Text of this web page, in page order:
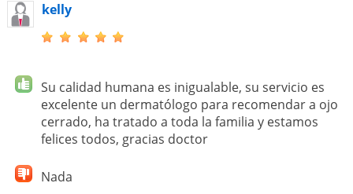
kelly
Su calidad humana es inigualable, su servicio es
excelente un dermatólogo para recomendar a ojo
cerrado, ha tratado a toda la familia y estamos
felices todos, gracias doctor
Nada